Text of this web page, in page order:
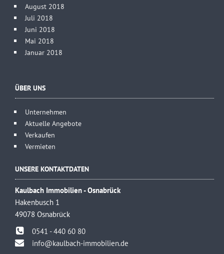
August 2018
Juli 2018
Juni 2018
Mai 2018
Januar 2018
ÜBER UNS
Unternehmen
Aktuelle Angebote
Verkaufen
Vermieten
UNSERE KONTAKTDATEN
Kaulbach Immobilien - Osnabrück
Hakenbusch 1
49078 Osnabrück
0541 - 440 60 80
info@kaulbach-immobilien.de